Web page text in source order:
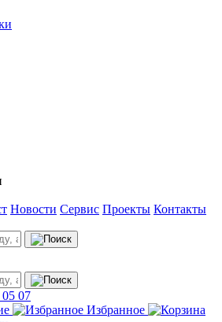
Новости Сервис Проекты Контакты
07
Избранное